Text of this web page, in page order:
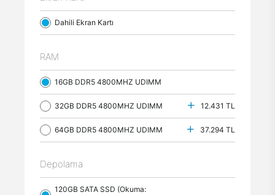
Dahili Ekran Kartı
RAM
16GB DDR5 4800MHZ UDIMM
32GB DDR5 4800MHZ UDIMM 12.431 TL
64GB DDR5 4800MHZ UDIMM 37.294 TL
Depolama
120GB SATA SSD (Okuma: